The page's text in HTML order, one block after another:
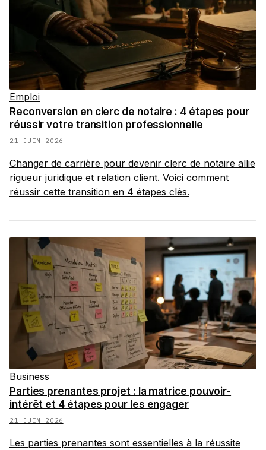
Emploi
Reconversion en clerc de notaire : 4 étapes pour
réussir votre transition professionnelle
21 JUIN 2026
Changer de carrière pour devenir clerc de notaire allie
rigueur juridique et relation client. Voici comment
réussir cette transition en 4 étapes clés.
Business
Parties prenantes projet : la matrice pouvoir-
intérêt et 4 étapes pour les engager
21 JUIN 2026
Les parties prenantes sont essentielles à la réussite